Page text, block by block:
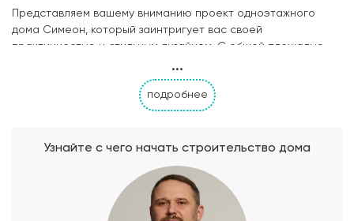
Представляем вашему вниманию проект одноэтажного
дома Симеон, который заинтригует вас своей
практичностью и стильным дизайном. С общей площадью
м2), этот дом обещает идеальные условия для комфортного
проживания. Главная черта дома Симеон - это простор.
Внутри вы найдете три просторные и удобно
приватность и комфорт для всей семьи. В каждой комнате
удобное и функциональное пространство. Два санузла
позволяют всем членам семьи иметь личное пространство
для гигиены и ухода. Особое внимание в проекте дому
...
подробнее
Узнайте с чего начать строительство дома